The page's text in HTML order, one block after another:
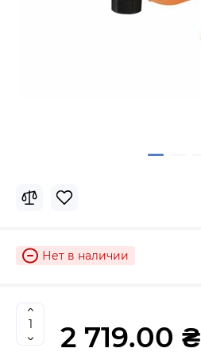
Нет в наличии
2 719.00 ₴